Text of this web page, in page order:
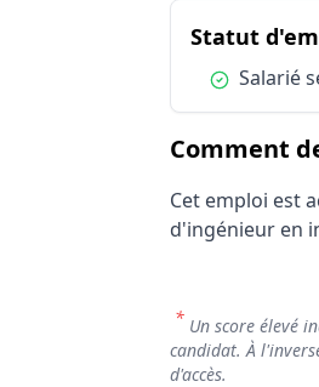
Statut
Condition :
Salarié
Comment
Cet emploi est
d'ingénieur en
* Un score élevé
candidat. À
d'accès.